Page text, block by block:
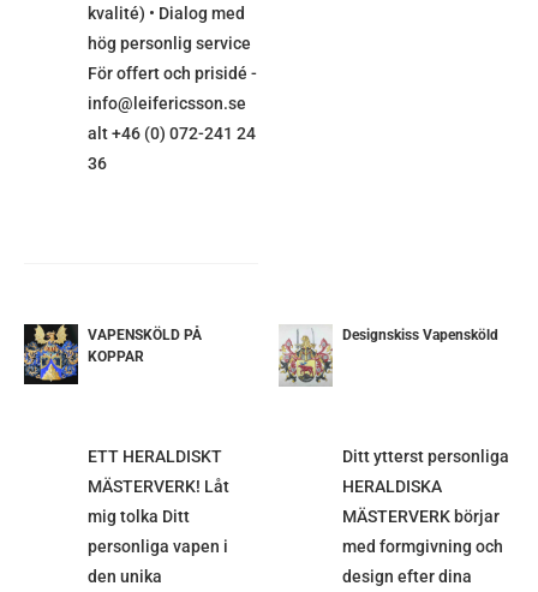
kvalité) • Dialog med
hög personlig service
För offert och prisidé -
info@leifericsson.se
alt +46 (0) 072-241 24
36
VAPENSKÖLD PÅ
KOPPAR
ETT HERALDISKT
MÄSTERVERK! Låt
mig tolka Ditt
personliga vapen i
den unika
DETALJER
Designskiss Vapensköld
Ditt ytterst personliga
HERALDISKA
MÄSTERVERK börjar
med formgivning och
design efter dina